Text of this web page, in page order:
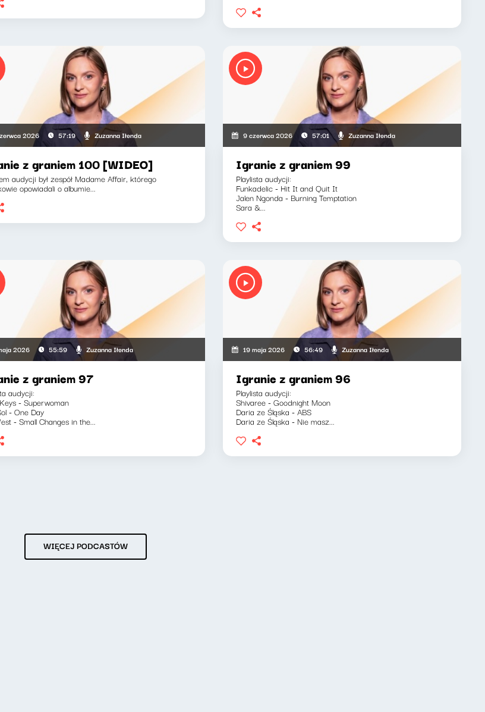
2026 57:19 Zuzanna Iłenda
z graniem 100 [WIDEO]
audycji był zespół Madame Affair, którego
opowiadali o albumie...
9 czerwca 2026 57:01 Zuzanna Iłenda
Igranie z graniem 99
Playlista audycji:
Funkadelic - Hit It and Quit It
Jalen Ngonda - Burning Temptation
Sara &...
2026 55:59 Zuzanna Iłenda
z graniem 97
audycji:
- Superwoman
- One Day
- Small Changes in the...
19 maja 2026 56:49 Zuzanna Iłenda
Igranie z graniem 96
Playlista audycji:
Shivaree - Goodnight Moon
Daria ze Śląska - ABS
Daria ze Śląska - Nie masz...
WIĘCEJ PODCASTÓW